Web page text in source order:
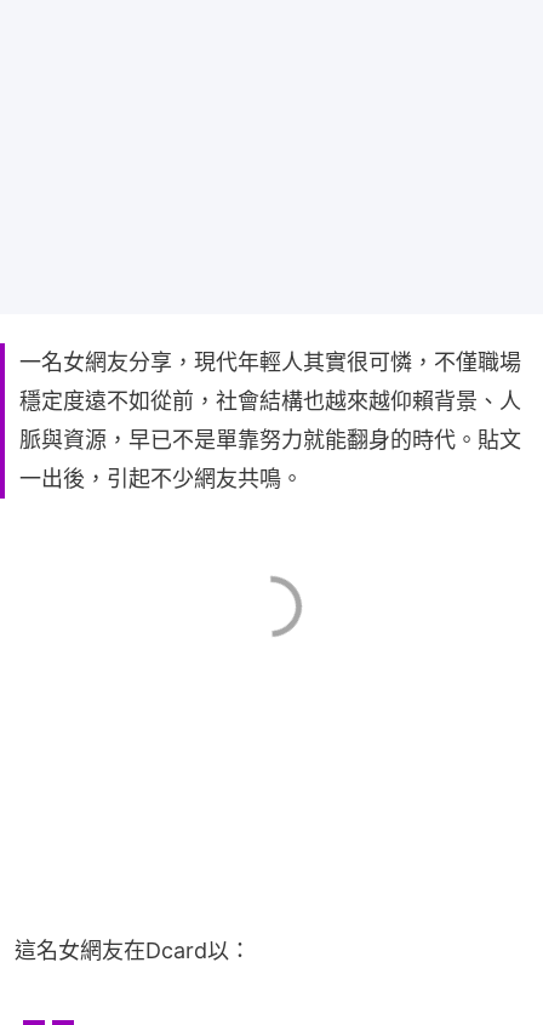
一名女網友分享，現代年輕人其實很可憐，不僅職場
穩定度遠不如從前，社會結構也越來越仰賴背景、人
脈與資源，早已不是單靠努力就能翻身的時代。貼文
一出後，引起不少網友共鳴。
這名女網友在Dcard以：